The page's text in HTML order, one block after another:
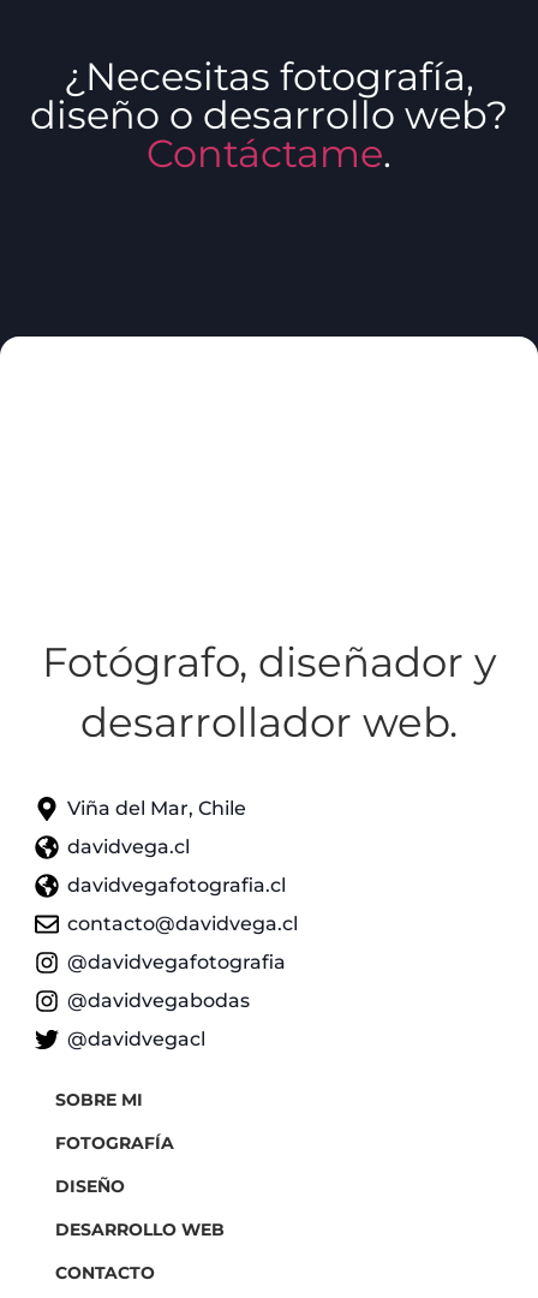
¿Necesitas fotografía,
diseño o desarrollo web?
Contáctame.
Fotógrafo, diseñador y
desarrollador web.
Viña del Mar, Chile
davidvega.cl
davidvegafotografia.cl
contacto@davidvega.cl
@davidvegafotografia
@davidvegabodas
@davidvegacl
SOBRE MI
FOTOGRAFÍA
DISEÑO
DESARROLLO WEB
CONTACTO